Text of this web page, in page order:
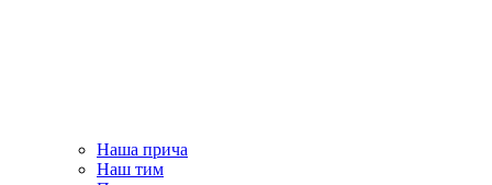
Наша прича
Наш тим